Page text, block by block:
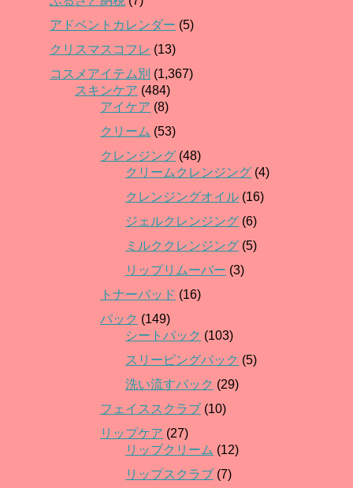
アドベントカレンダー (5)
クリスマスコフレ (13)
コスメアイテム別 (1,367)
スキンケア (484)
アイケア (8)
クリーム (53)
クレンジング (48)
クリームクレンジング (4)
クレンジングオイル (16)
ジェルクレンジング (6)
ミルククレンジング (5)
リップリムーバー (3)
トナーパッド (16)
パック (149)
シートパック (103)
スリーピングパック (5)
洗い流すパック (29)
フェイススクラブ (10)
リップケア (27)
リップクリーム (12)
リップスクラブ (7)